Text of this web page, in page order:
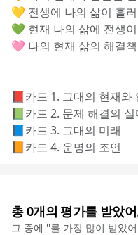
💛 전생에 나의 삶이 흘
💚 현재 나의 삶에 전생
🩷 나의 현재 삶의 해결
📕카드 1. 그대의 현재와
📗카드 2. 문제 해결의 실
📘카드 3. 그대의 미래
📙카드 4. 운명의 조언
총0개의 평가를 받았
그 중에 ''를 가장 많이 받았